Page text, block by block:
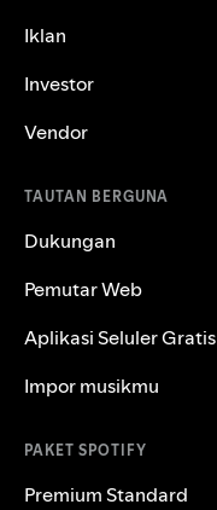
Iklan
Investor
Vendor
TAUTAN BERGUNA
Dukungan
Pemutar Web
Aplikasi Seluler Gratis
Impor musikmu
PAKET SPOTIFY
Premium Standard